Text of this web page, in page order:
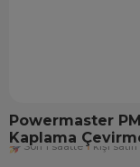
Powermaster
Kaplama
kişi satın